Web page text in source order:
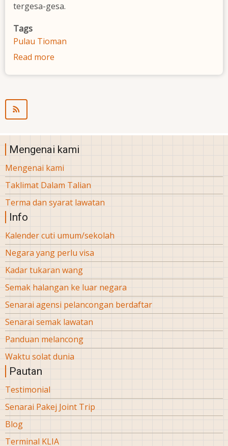
tergesa-gesa.
Tags
Pulau Tioman
Read more
Gemok,
Kuala
Mengenai kami
Mengenai kami
Taklimat Dalam Talian
Terma dan syarat lawatan
Info
Kalender cuti umum/sekolah
Negara yang perlu visa
Kadar tukaran wang
Semak halangan ke luar negara
Senarai agensi pelancongan berdaftar
Senarai semak lawatan
Panduan melancong
Waktu solat dunia
Pautan
Testimonial
Senarai Pakej Joint Trip
Blog
Terminal KLIA